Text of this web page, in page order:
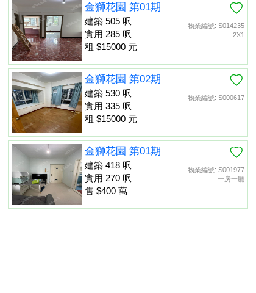
物業編號: S014235
2X1
金獅花園 第01期
建築 505 呎
實用 285 呎
租 $15000 元
物業編號: S000617
金獅花園 第02期
建築 530 呎
實用 335 呎
租 $15000 元
物業編號: S001977
一房一廳
金獅花園 第01期
建築 418 呎
實用 270 呎
售 $400 萬